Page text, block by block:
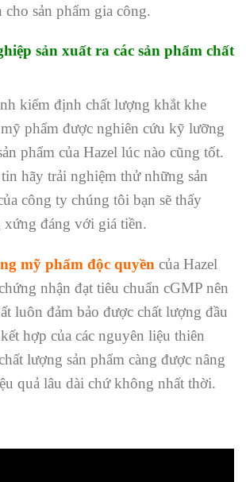
cho sản phẩm gia công.
sản xuất ra các sản phẩm chất
kiểm định chất lượng khắt khe
phẩm được nghiên cứu kỹ lưỡng
phẩm của Hazel lúc nào cũng tốt.
hãy trải nghiệm thử những sản
công ty chúng tôi bạn sẽ thấy
xứng đáng với giá tiền.
mỹ phẩm độc quyền của Hazel
nhận đạt tiêu chuẩn cGMP nên
luôn đảm bảo được chất lượng đầu
hợp của các nguyên liệu thiên
lượng sản phẩm càng được nâng
quả lâu dài chứ không nhất thời.